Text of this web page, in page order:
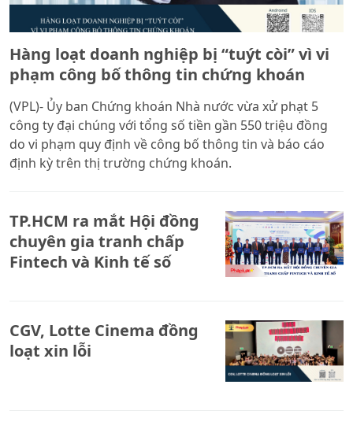
Hàng loạt doanh nghiệp bị “tuýt còi” vì vi
phạm công bố thông tin chứng khoán
(VPL)- Ủy ban Chứng khoán Nhà nước vừa xử phạt 5
công ty đại chúng với tổng số tiền gần 550 triệu đồng
do vi phạm quy định về công bố thông tin và báo cáo
định kỳ trên thị trường chứng khoán.
TP.HCM ra mắt Hội đồng
chuyên gia tranh chấp
Fintech và Kinh tế số
CGV, Lotte Cinema đồng
loạt xin lỗi